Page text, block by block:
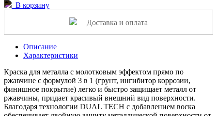
В корзину
Доставка и оплата
Описание
Характеристики
Краска для металла с молотковым эффектом прямо по
ржавчине с формулой 3 в 1 (грунт, ингибитор коррозии,
финишное покрытие) легко и быстро защищает металл от
ржавчины, придает красивый внешний вид поверхности.
Благодаря технологии DUAL TECH с добавлением воска